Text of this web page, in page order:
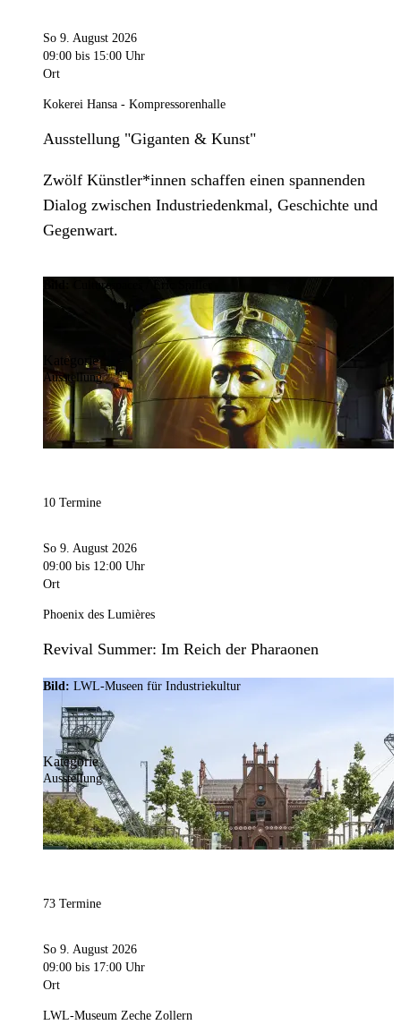
So 9. August 2026
09:00 bis 15:00 Uhr
Ort
Kokerei Hansa - Kompressorenhalle
Ausstellung "Giganten & Kunst"
Zwölf Künstler*innen schaffen einen spannenden
Dialog zwischen Industriedenkmal, Geschichte und
Gegenwart.
Culturespaces / Eric Spiller
Kategorie
Ausstellung
10 Termine
So 9. August 2026
09:00 bis 12:00 Uhr
Ort
Phoenix des Lumières
Revival Summer: Im Reich der Pharaonen
Bild: LWL-Museen für Industriekultur
Kategorie
Ausstellung
73 Termine
So 9. August 2026
09:00 bis 17:00 Uhr
Ort
LWL-Museum Zeche Zollern